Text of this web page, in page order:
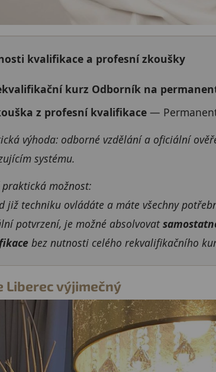
kvalifikace a profesní zkoušky
kurz Odborník na
z profesní kvalifikace —
výhoda: odborné vzdělání a oficiální
systému.
možnost:
již techniku ovládáte a máte všechny
potvrzení, je možné absolvovat
bez nutnosti celého rekvalifikačního
Liberec výjimečný